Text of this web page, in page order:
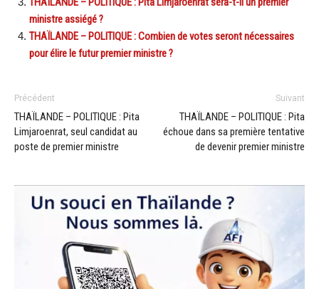
ministre assiégé ?
THAÏLANDE – POLITIQUE : Combien de votes seront nécessaires
pour élire le futur premier ministre ?
Précédent
THAÏLANDE – POLITIQUE : Pita
Limjaroenrat, seul candidat au
poste de premier ministre
Suivant
THAÏLANDE – POLITIQUE : Pita
échoue dans sa première tentative
de devenir premier ministre